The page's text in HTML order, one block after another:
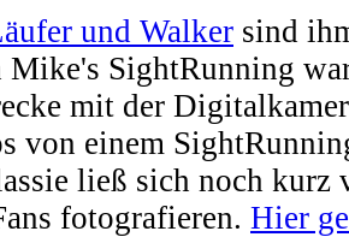
und Walker sind
SightRunning
mit der
von einem
ließ sich noch
fotografieren. Hier